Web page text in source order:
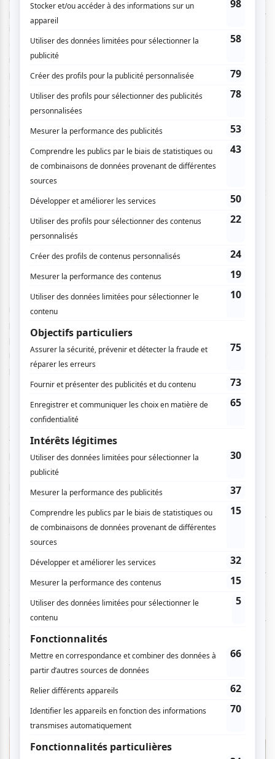
plutôt confortable, surtout comparée à celle des locaux —
il a son propre appartement et ne rencontre pas de
difficultés financières. Cependant, à cause des politiques
répressives du pays, un garde est constamment
positionné à l’entrée de son immeuble. Plutôt solitaire, Borg
a réussi à créer une relation avec Seo Bok-joo, une agente
de la circulation locale. Ils se rencontrent en secret,
de même de grandir malgré les risques qu’elle encourt s’ils
se font attraper.
qu’aucune possibilité de renouvellement ne semble
envisageable, Borg se retrouve dans l’obligation de
demander de l’aide à son interprète pour retrouver Seo
Bok-joo qui a mystérieusement disparu.
Pour sa première réalisation, Kim Bo-sol offre un récit aussi
riche que bien ficelé, s’inspirant des éléments narratifs
présente ici un récit particulièrement mélancolique se
mêlant à la perfection avec les aspects techniques de la
production.
L'hiver s'impose comme un personnage à part entière
dansThe Square
traités dans une palette froide et retenue, instaurent dès
les premières images une atmosphère de mélancolie
contenue. Le minimalisme visuel n'est pas une contrainte
budgétaire subie, mais un choix esthétique assumé :
poids silencieux de l'oppression et la douleur d'un amour
condamné à rester dans l'ombre.
réussit le pari délicat de conjuguer profondeur
émotionnelle et tension politique. Au fil du récit, la quête
d'Isak pour retrouver Bok-joo transforme peu à peu la
romance en thriller, les rues de Pyongyang —
omniprésentes, surveillées, silencieuses — devenant le
théâtre d'une enquête aussi intime que dangereuse. Le
tout sans jamais sacrifier la dimension poétique qui
traverse le film de bout en bout.